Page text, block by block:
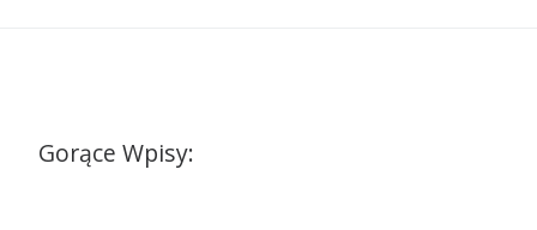
Gorące Wpisy: